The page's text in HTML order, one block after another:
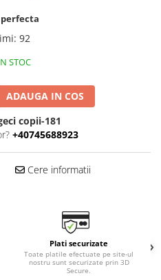
perfecta
: 92
STOC
ADAUGA IN COS
copii-181
+40745688923
Cere informatii
Plati securizate
Toate platile efectuate pe site-ul
nostru sunt securizate prin 3D
Secure.